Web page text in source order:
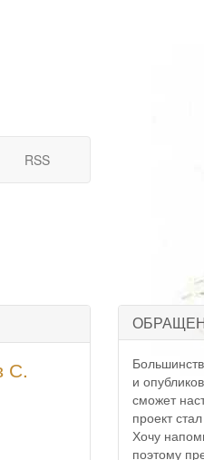
RSS
С.
и
сможет
проект
Хочу
поэтому